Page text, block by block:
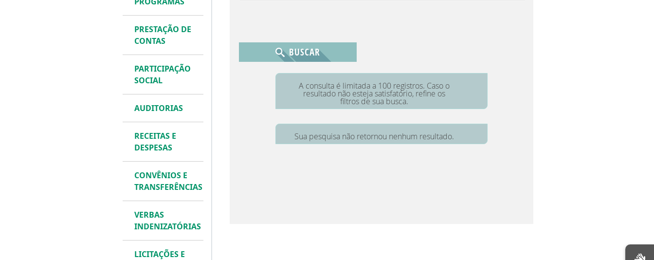
PRESTAÇÃO DE
CONTAS
PARTICIPAÇÃO
SOCIAL
AUDITORIAS
RECEITAS E
DESPESAS
CONVÊNIOS E
TRANSFERÊNCIAS
VERBAS
INDENIZATÓRIAS
LICITAÇÕES E